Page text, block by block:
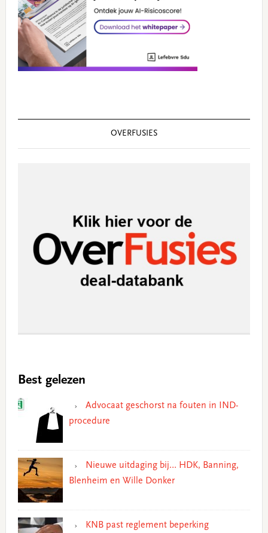
OVERFUSIES
Best gelezen
Advocaat geschorst na fouten in IND-
procedure
Nieuwe uitdaging bij… HDK, Banning,
Blenheim en Wille Donker
KNB past reglement beperking